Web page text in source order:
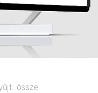
össze